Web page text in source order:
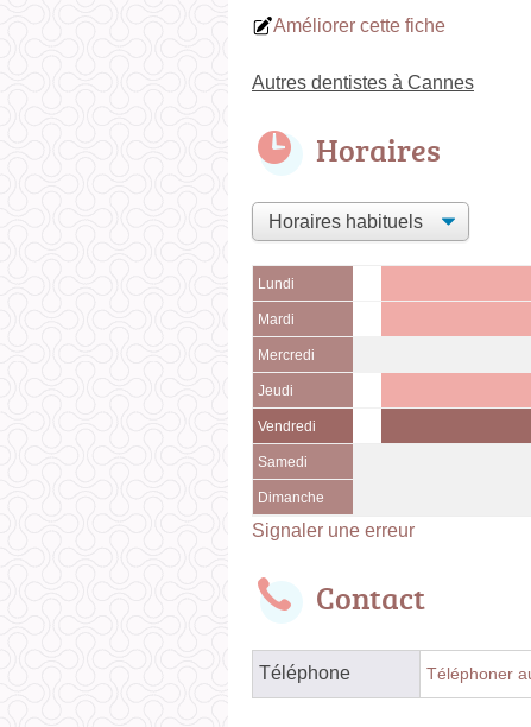
Améliorer cette fiche
Autres dentistes à Cannes
Horaires
Lundi
Mardi
Mercredi
Jeudi
Vendredi
Samedi
Dimanche
Signaler une erreur
Contact
Téléphone Téléphoner